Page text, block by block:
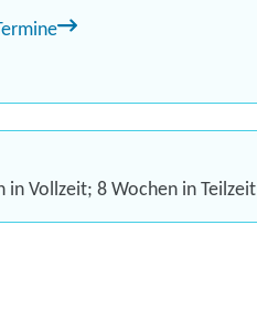
in Vollzeit; 8 Wochen in Teilzeit